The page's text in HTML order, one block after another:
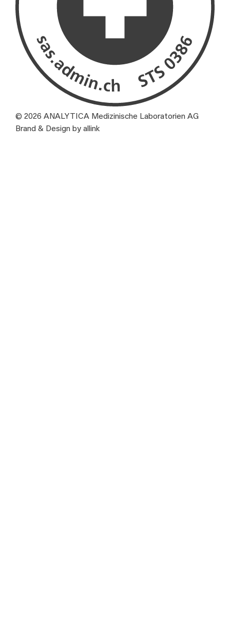
© 2026 ANALYTICA Medizinische Laboratorien AG
Brand & Design by allink